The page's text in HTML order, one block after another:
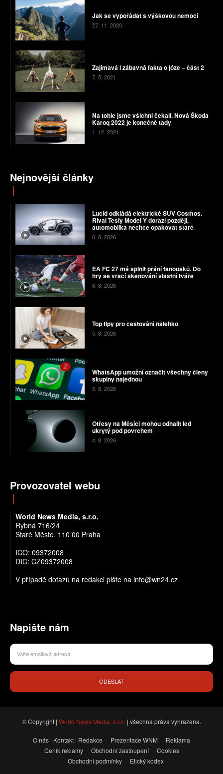
Jak se vypořádat s výškovou nemocí
27. 11. 2020
Zajímavá i zábavná fakta o józe – část 2
7. 5. 2021
Na tohle jsme všichni čekali. Nová Škoda
Karoq 2022 je konečně tady
1. 12. 2021
Nejnovější články
Lucid odkládá elektrické SUV Cosmos.
Rival Tesly Model Y dorazí později,
automobilka nechce opakovat staré
chyby
6. 8. 2026
EA FC 27 má splnit přání fanoušků. Do
hry se vrací skenování vlastní tváře
6. 8. 2026
Top tipy pro cestování nalehko
5. 8. 2026
WhatsApp umožní označit všechny členy
skupiny najednou
5. 8. 2026
Otřesy na Měsíci mohou odhalit led
ukrytý pod povrchem
4. 8. 2026
Provozovatel webu
World News Media, s.r.o.
Rybná 716/24
Staré Město, 110 00 Praha
IČO: 09372008
DIČ: CZ09372008
V případě dotazů na redakci pište na info@wn24.cz
Napište nám
ODESLAT
© Copyright | World News Media, s.r.o. | všechna práva vyhrazena.
O nás | Kontakt | Redakce Prezentace WNM
Reklama
Ceník reklamy
Obchodní zastoupení
Cookies
Obchodní podmínky
Etický kodex